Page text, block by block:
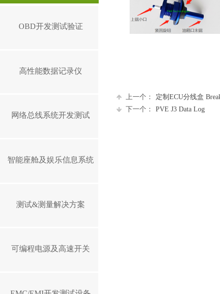
上一个：
定制ECU分线盒
下一个：
PVE J3 Data Log
OBD开发测试验证
高性能数据记录仪
网络总线系统开发测试
智能座舱及娱乐信息系统
测试&测量解决方案
可编程电源及高速开关